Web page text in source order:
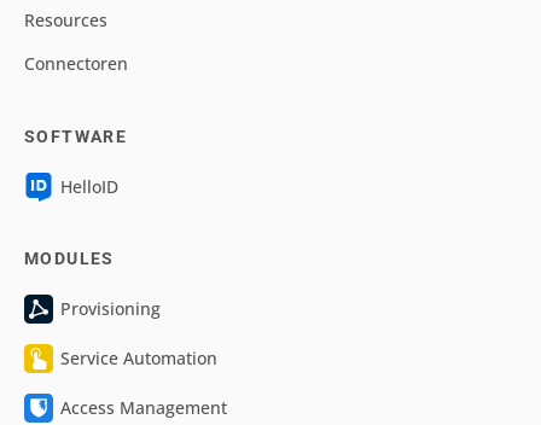
Resources
Connectoren
SOFTWARE
HelloID
MODULES
Provisioning
Service Automation
Access Management